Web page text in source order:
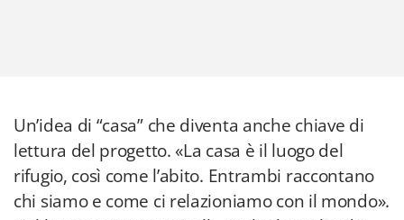
Un’idea di “casa” che diventa anche chiave di
lettura del progetto. «La casa è il luogo del
rifugio, così come l’abito. Entrambi raccontano
chi siamo e come ci relazioniamo con il mondo».